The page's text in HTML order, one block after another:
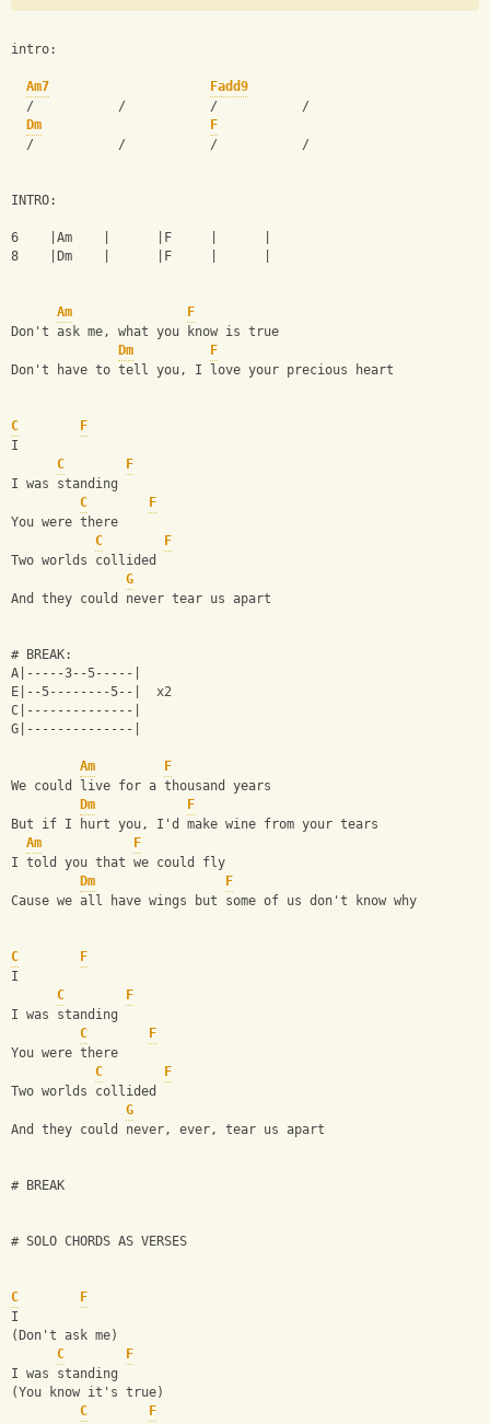
intro:
Am7
Fadd9
  /           /           /           /
Dm
F
  /           /           /           /
INTRO:
6    |Am    |      |F     |      |
8    |Dm    |      |F     |      |
Am
F
Don't ask me, what you know is true
Dm
F
Don't have to tell you, I love your precious heart
C
F
I
C
F
I was standing
C
F
You were there
C
F
Two worlds collided
G
And they could never tear us apart
# BREAK:
A|-----3--5-----|
E|--5--------5--|  x2
C|--------------|
G|--------------|
Am
F
We could live for a thousand years
Dm
F
But if I hurt you, I'd make wine from your tears
Am
F
I told you that we could fly
Dm
F
Cause we all have wings but some of us don't know why
C
F
I
C
F
I was standing
C
F
You were there
C
F
Two worlds collided
G
And they could never, ever, tear us apart
# BREAK
# SOLO CHORDS AS VERSES
C
F
I
(Don't ask me)
C
F
I was standing
(You know it's true)
C
F